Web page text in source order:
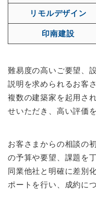
リモルデザイン
印南建設
難易度の高いご要望、
説明を求められるお客
複数の建築家を起用さ
せいただき、高い評価
お客さまからの相談の
の予算や要望、課題を
同業他社と明確に差別
ポートを行い、成約に